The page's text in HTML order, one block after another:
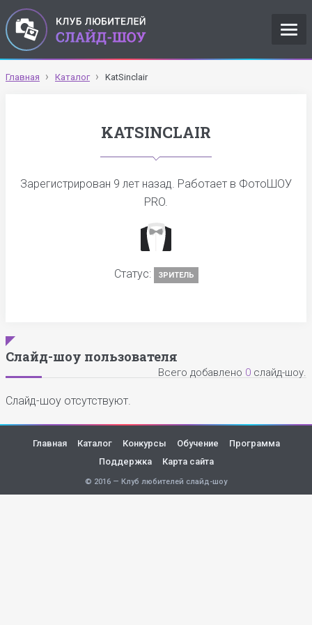
Главная Каталог KatSinclair
KATSINCLAIR
Зарегистрирован 9 лет назад. Работает в ФотоШОУ
PRO.
Статус: ЗРИТЕЛЬ
Слайд-шоу пользователя
Всего добавлено 0 слайд-шоу.
Слайд-шоу отсутствуют.
Главная Каталог Конкурсы Обучение
Программа
Поддержка
Карта сайта
© 2016 — Клуб любителей слайд-шоу